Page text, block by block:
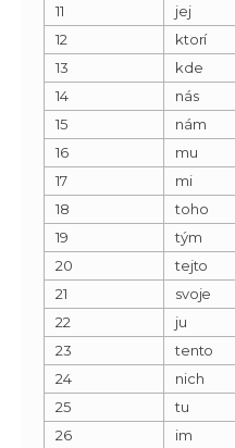
11
jej
12
ktorí
13
kde
14
nás
15
nám
16
mu
17
mi
18
toho
19
tým
20
tejto
21
svoje
22
ju
23
tento
24
nich
25
tu
26
im